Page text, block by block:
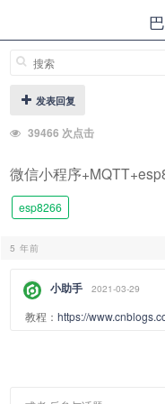
发表回复
39466 次点击
微信小程序
esp8266
5 年前
小助手 2021-03-29
教程： https://